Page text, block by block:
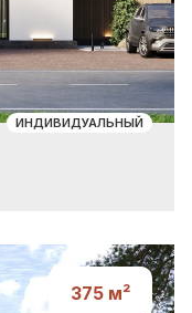
ИНДИВИДУАЛЬНЫЙ
375 м²